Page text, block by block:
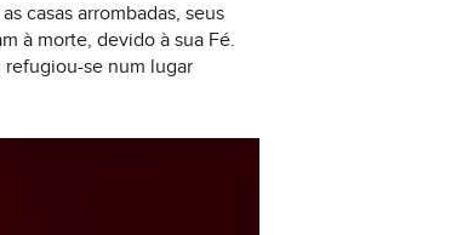
casas arrombadas, seus
à morte, devido à sua Fé.
refugiou-se num lugar